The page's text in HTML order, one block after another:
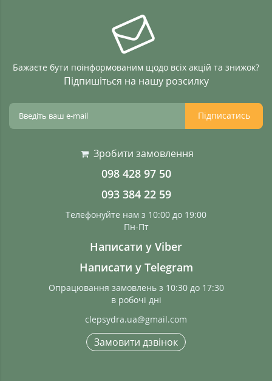
Бажаєте бути поінформованим щодо всіх акцій та знижок?
Підпишіться на нашу розсилку
Підписатись
Зробити замовлення
098 428 97 50
093 384 22 59
Телефонуйте нам з 10:00 до 19:00
Пн-Пт
Написати у Viber
Написати у Telegram
Опрацювання замовлень з 10:30 до 17:30
в робочі дні
clepsydra.ua@gmail.com
Замовити дзвінок